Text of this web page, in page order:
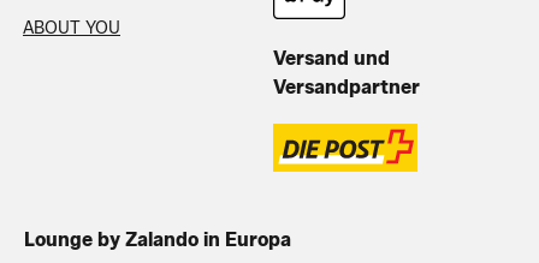
ABOUT YOU
Versand und
Versandpartner
Lounge by Zalando in Europa